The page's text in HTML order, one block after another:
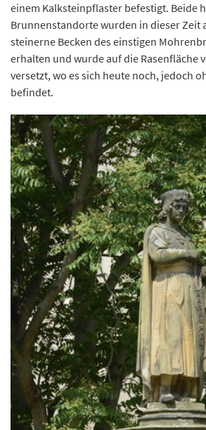
einem Kalksteinpflaster befestigt. Beide
Brunnenstandorte wurden in dieser Zeit
steinerne Becken des einstigen
erhalten und wurde auf die Rasenfläche
versetzt, wo es sich heute noch, jedoch
befindet.